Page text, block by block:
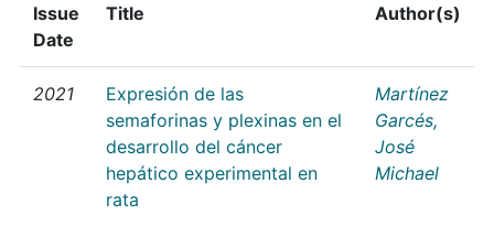
Issue
Date
Title Author(s)
2021
Expresión de las
semaforinas y plexinas en el
desarrollo del cáncer
hepático experimental en
rata
Martínez
Garcés,
José
Michael